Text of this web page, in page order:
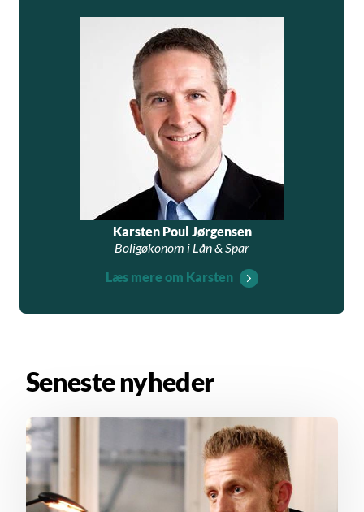
Karsten Poul Jørgensen
Boligøkonom i Lån & Spar
Læs mere om Karsten
Seneste nyheder